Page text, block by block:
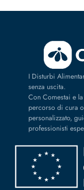
I Disturbi
senza uscita.
Con Comestai e
percorso di cura
personalizzato,
professionisti